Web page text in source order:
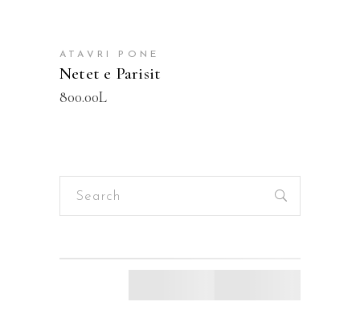
ATAVRI PONE
Netet e Parisit
800.00L
Search